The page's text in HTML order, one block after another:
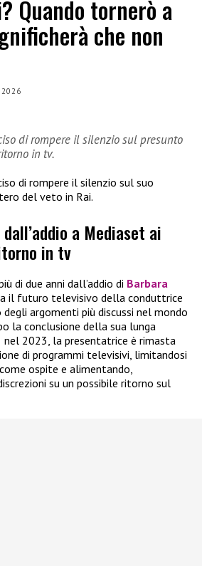
Quando tornerò a
che non
2026
di rompere il silenzio sul presunto
in tv.
di rompere il silenzio sul suo
del veto in Rai.
dall’addio a Mediaset ai
in tv
di due anni dall’addio di Barbara
il futuro televisivo della conduttrice
argomenti più discussi nel mondo
la conclusione della sua lunga
nel 2023, la presentatrice è rimasta
di programmi televisivi, limitandosi
ospite e alimentando,
su un possibile ritorno sul